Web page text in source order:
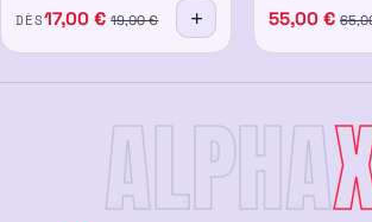
DÈS17,00€ 19,00€ 55,00 €
ALPHA